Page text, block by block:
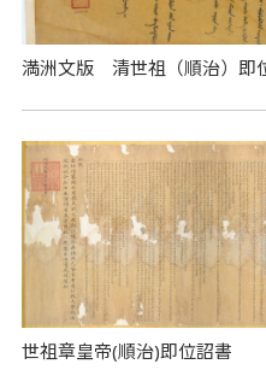
満洲文版 清世祖（順治）即
世祖章皇帝(順治)即位詔書